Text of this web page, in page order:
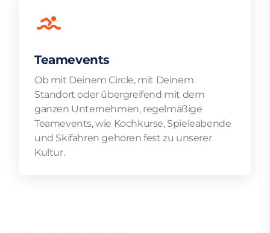
Teamevents
Ob mit Deinem Circle, mit Deinem
Standort oder übergreifend mit dem
ganzen Unternehmen, regelmäßige
Teamevents, wie Kochkurse, Spieleabende
und Skifahren gehören fest zu unserer
Kultur.